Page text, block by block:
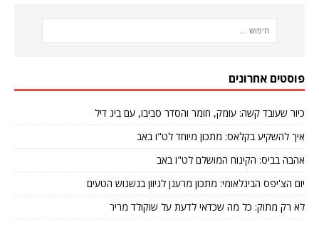
פוסטים אחרונים
כיור שעובד קשה: עומק, חומר והסדר סביבו, עם ביג דיל
איך להשקיע בקלאס: מתכון מיוחד לט"ו באב
אהבה בביס: הקינוח המושלם לט"ו באב
יום הצ'יפס הבינלאומי: מתכון מרענן לגיוון בנשנוש הטעים
לא רק מתוק: כל מה שכדאי לדעת על שוקולד מריר